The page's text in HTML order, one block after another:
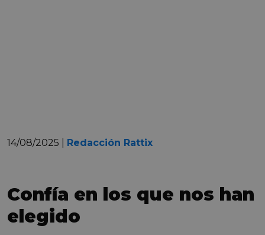
14/08/2025 | Redacción Rattix
Confía en los que nos han
elegido